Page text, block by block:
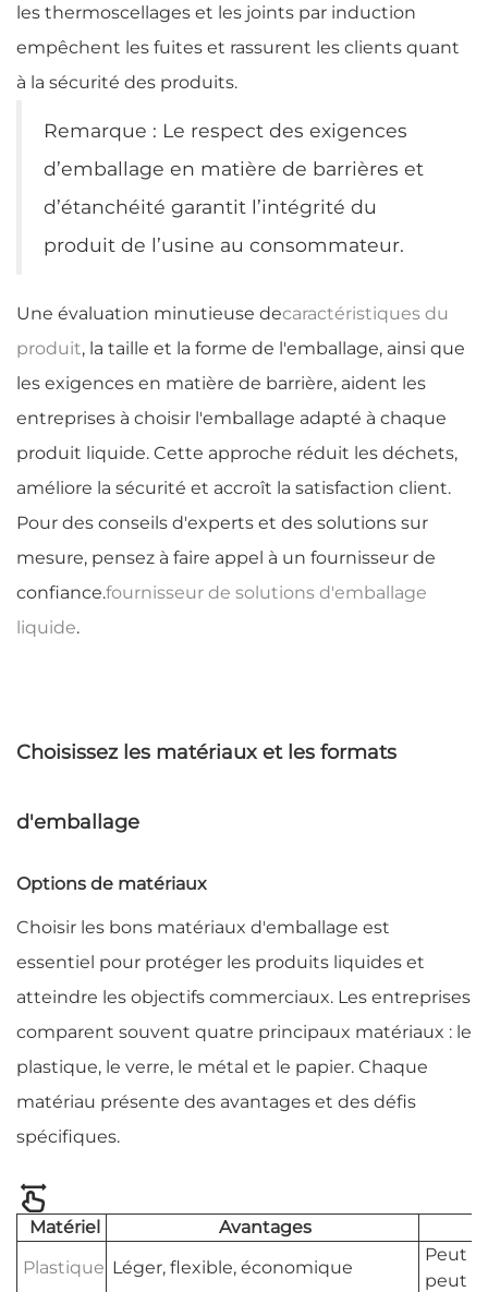
les thermoscellages et les joints par induction
empêchent les fuites et rassurent les clients quant
à la sécurité des produits.
Remarque : Le respect des exigences
d’emballage en matière de barrières et
d’étanchéité garantit l’intégrité du
produit de l’usine au consommateur.
Une évaluation minutieuse decaractéristiques du
produit, la taille et la forme de l'emballage, ainsi que
les exigences en matière de barrière, aident les
entreprises à choisir l'emballage adapté à chaque
produit liquide. Cette approche réduit les déchets,
améliore la sécurité et accroît la satisfaction client.
Pour des conseils d'experts et des solutions sur
mesure, pensez à faire appel à un fournisseur de
confiance.fournisseur de solutions d'emballage
liquide.
Choisissez les matériaux et les formats
d'emballage
Options de matériaux
Choisir les bons matériaux d'emballage est
essentiel pour protéger les produits liquides et
atteindre les objectifs commerciaux. Les entreprises
comparent souvent quatre principaux matériaux : le
plastique, le verre, le métal et le papier. Chaque
matériau présente des avantages et des défis
spécifiques.
Matériel
Avantages
Plastique Léger, flexible, économique
Peut
peut